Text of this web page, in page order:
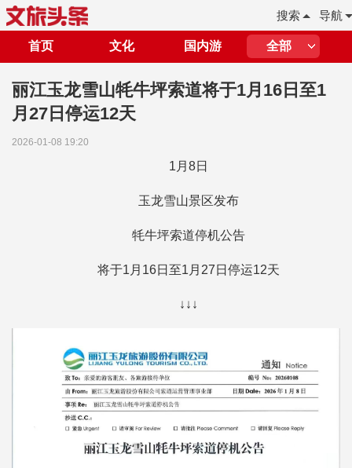
导航
搜索
首页 文化 国内游 全部
丽江玉龙雪山牦牛坪索道将于1月16日至1
月27日停运12天
2026-01-08 19:20
1月8日
玉龙雪山景区发布
牦牛坪索道停机公告
将于1月16日至1月27日停运12天
↓↓↓